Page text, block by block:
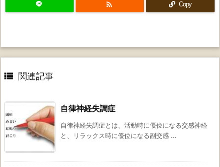
 Copy
 関連記事
自律神経失調症
自律神経失調症とは、活動時に優位になる交感神経
と、リラックス時に優位になる副交感 ...